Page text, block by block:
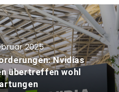
2025
Nvidias
übertreffen wohl